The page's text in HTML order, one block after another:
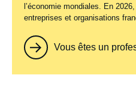
l’économie mondiales. En
entreprises et organisations
Vous êtes un